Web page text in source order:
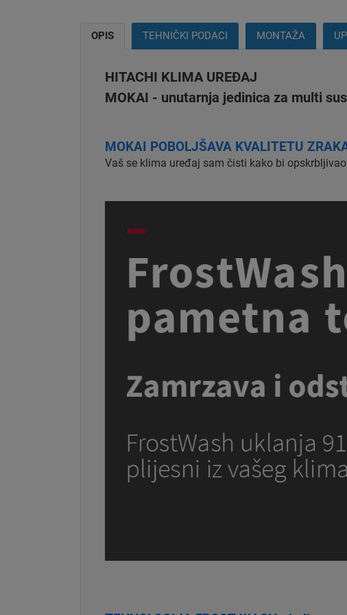
OPIS TEHNIČKI PODACI MONTAŽA
HITACHI KLIMA UREĐAJ
MOKAI - unutarnja jedinica za multi
MOKAI POBOLJŠAVA KVALITETU ZRAK
Vaš se klima uređaj sam čisti kako bi